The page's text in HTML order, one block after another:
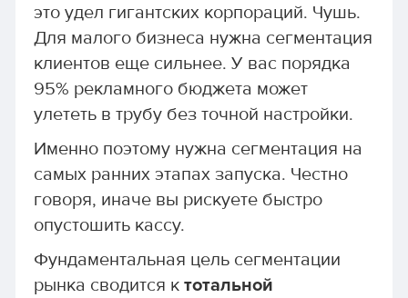
это удел гигантских корпораций. Чушь.
Для малого бизнеса нужна сегментация
клиентов еще сильнее. У вас порядка
95% рекламного бюджета может
улететь в трубу без точной настройки.
Именно поэтому нужна сегментация на
самых ранних этапах запуска. Честно
говоря, иначе вы рискуете быстро
опустошить кассу.
Фундаментальная цель сегментации
рынка сводится к тотальной